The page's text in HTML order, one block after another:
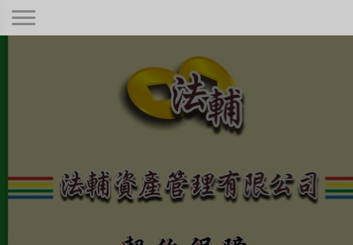
本公司秉持著合情合理合法、正規經
營、健全制度，只要是合法有憑據的債